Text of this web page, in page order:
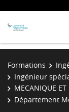
Formations
Ingénieur
MECANIQUE ET
Département